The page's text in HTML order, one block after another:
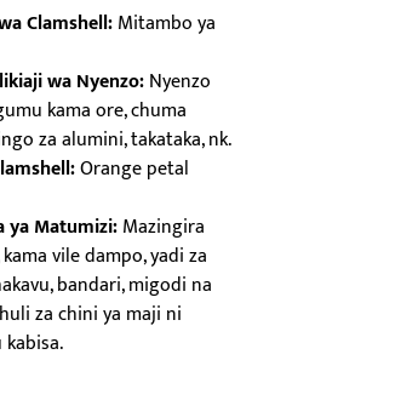
Clamshell:Mitambo ya
wa Nyenzo:Nyenzo
kama ore, chuma
za alumini, takataka, nk.
Orange petal
ya Matumizi:Mazingira
vile dampo, yadi za
bandari, migodi na
za chini ya maji ni